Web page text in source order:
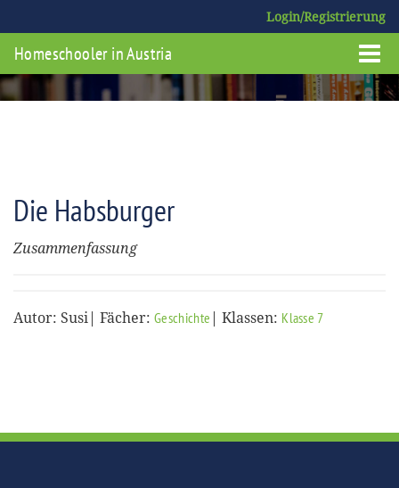
Login/Registrierung
Homeschooler in Austria
Die Habsburger
Zusammenfassung
Autor: Susi| Fächer: Geschichte | Klassen: Klasse 7